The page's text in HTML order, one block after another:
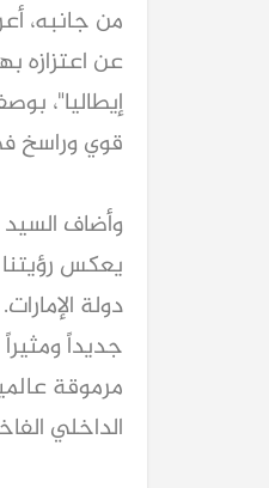
من جانبه،
عن اعتزازه
إيطاليا"،
قوي وراسخ
وأضاف
يعكس
دولة
جديداً
مرموقة
الداخلي